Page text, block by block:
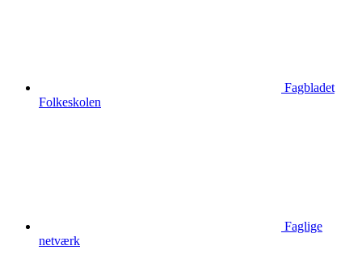
Fagbladet
Folkeskolen
Faglige
netværk